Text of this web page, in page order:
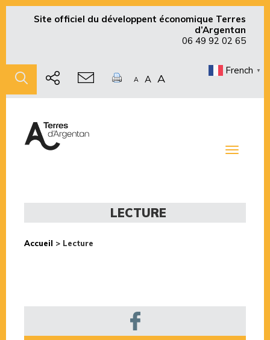
Site officiel du développent économique Terres
d’Argentan
06 49 92 02 65
A A A
French ▼
Toggle
LECTURE
Accueil > Lecture